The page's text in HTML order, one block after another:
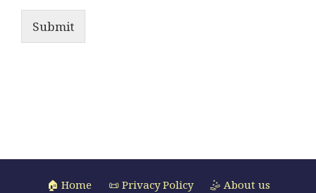
Submit
🏠 Home 📜 Privacy Policy
🤹 About us